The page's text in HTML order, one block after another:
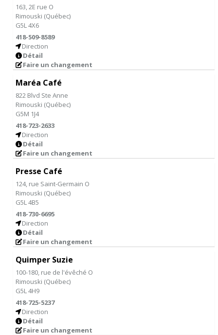
163, 2E rue O
Rimouski (Québec)
G5L 4X6
418-509-8589
Direction
Détail
Faire un changement
Maréa Café
822 Blvd Ste Anne
Rimouski (Québec)
G5M 1J4
418-723-2633
Direction
Détail
Faire un changement
Presse Café
124, rue Saint-Germain O
Rimouski (Québec)
G5L 4B5
418-730-6695
Direction
Détail
Faire un changement
Quimper Suzie
100-180, rue de l'évêché O
Rimouski (Québec)
G5L 4H9
418-725-5237
Direction
Détail
Faire un changement